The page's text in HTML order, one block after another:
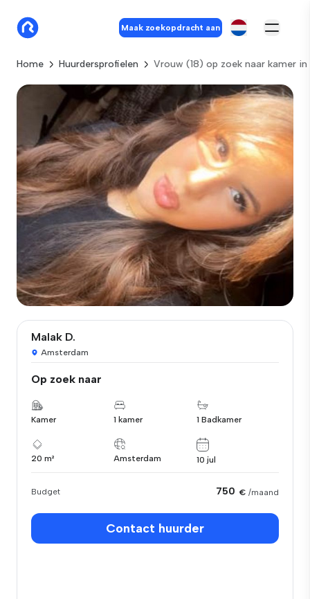
Maak zoekopdracht aan
Home Huurdersprofielen Vrouw (18) op zoek naar kamer
Malak D.
Amsterdam
Op zoek naar
Kamer 1 kamer 1 Badkamer
20 m² Amsterdam 10 jul
Budget 750 € /maand
Contact huurder